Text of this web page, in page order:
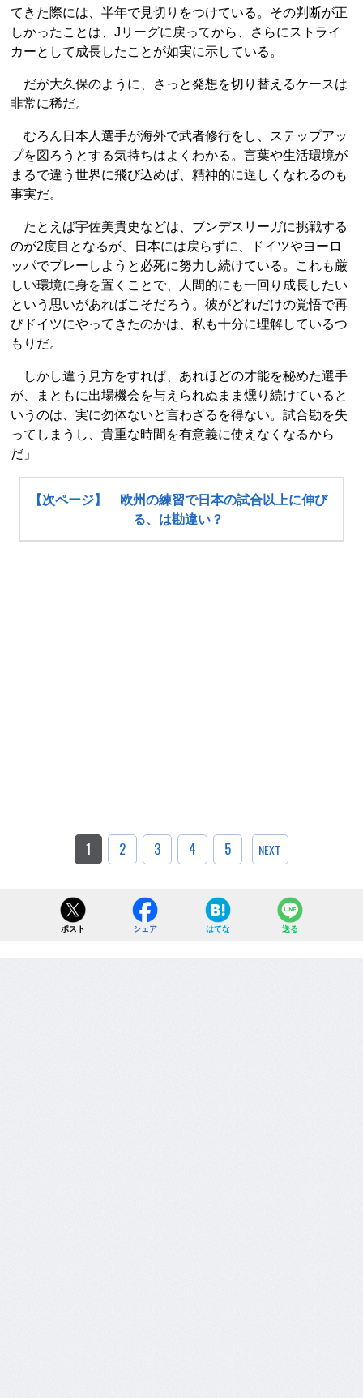
てきた際には、半年で見切りをつけている。その判断が正
しかったことは、Jリーグに戻ってから、さらにストライ
カーとして成長したことが如実に示している。
だが大久保のように、さっと発想を切り替えるケースは
非常に稀だ。
むろん日本人選手が海外で武者修行をし、ステップアッ
プを図ろうとする気持ちはよくわかる。言葉や生活環境が
まるで違う世界に飛び込めば、精神的に逞しくなれるのも
事実だ。
たとえば宇佐美貴史などは、ブンデスリーガに挑戦する
のが2度目となるが、日本には戻らずに、ドイツやヨーロ
ッパでプレーしようと必死に努力し続けている。これも厳
しい環境に身を置くことで、人間的にも一回り成長したい
という思いがあればこそだろう。彼がどれだけの覚悟で再
びドイツにやってきたのかは、私も十分に理解しているつ
もりだ。
しかし違う見方をすれば、あれほどの才能を秘めた選手
が、まともに出場機会を与えられぬまま燻り続けていると
いうのは、実に勿体ないと言わざるを得ない。試合勘を失
ってしまうし、貴重な時間を有意義に使えなくなるから
だ」
【次ページ】 欧州の練習で日本の試合以上に伸び
る、は勘違い？
1 2 3 4 5 NEXT
ポスト シェア はてな 送る